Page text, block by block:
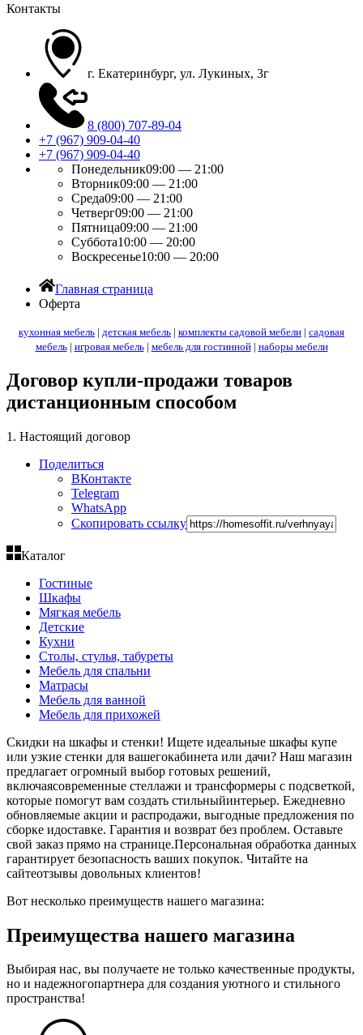
Контакты
г. Екатеринбург, ул. Лукиных, 3г
8 (800) 707-89-04
+7 (967) 909-04-40
+7 (967) 909-04-40
Понедельник09:00 — 21:00
Вторник09:00 — 21:00
Среда09:00 — 21:00
Четверг09:00 — 21:00
Пятница09:00 — 21:00
Суббота10:00 — 20:00
Воскресенье10:00 — 20:00
Главная страница
Оферта
кухонная мебель | детская мебель | комплекты садовой мебели | садовая
мебель| игровая мебель| мебель для гостинной| наборы мебели
Договор купли-продажи товаров
дистанционным способом
1. Настоящий договор
Поделиться
ВКонтакте
Telegram
WhatsApp
Скопировать ссылку
Каталог
Гостиные
Шкафы
Мягкая мебель
Детские
Кухни
Столы, стулья, табуреты
Мебель для спальни
Матрасы
Мебель для ванной
Мебель для прихожей
Скидки на шкафы и стенки! Ищете идеальные шкафы купе
или узкие стенки для вашегокабинета или дачи? Наш магазин
предлагает огромный выбор готовых решений,
включаясовременные стеллажи и трансформеры с подсветкой,
которые помогут вам создать стильныйинтерьер. Ежедневно
обновляемые акции и распродажи, выгодные предложения по
сборке идоставке. Гарантия и возврат без проблем. Оставьте
свой заказ прямо на странице.Персональная обработка данных
гарантирует безопасность ваших покупок. Читайте на
сайтеотзывы довольных клиентов!
Вот несколько преимуществ нашего магазина:
Преимущества нашего магазина
Выбирая нас, вы получаете не только качественные продукты,
но и надежногопартнера для создания уютного и стильного
пространства!